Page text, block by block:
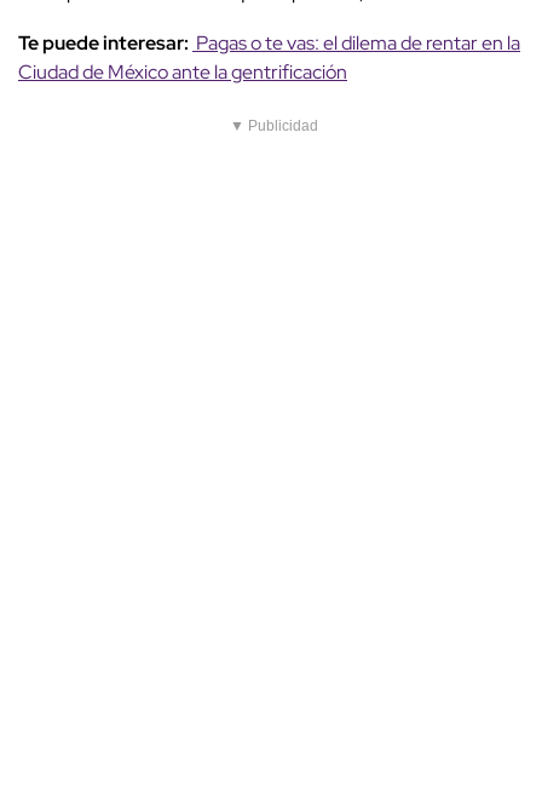
Te puede interesar: Pagas o te vas: el dilema de rentar en la
Ciudad de México ante la gentrificación
▼ Publicidad